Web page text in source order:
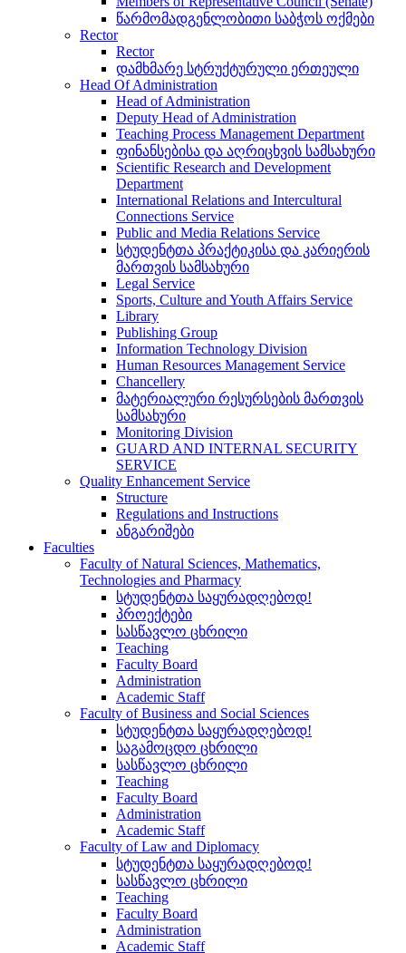
წარმომადგენლობითი საბჭოს ოქმები
Rector
Rector
დამხმარე სტრუქტურული ერთეული
Head Of Administration
Head of Administration
Deputy Head of Administration
Teaching Process Management Department
ფინანსებისა და აღრიცხვის სამსახური
Scientific Research and Development
Department
International Relations and Intercultural
Connections Service
Public and Media Relations Service
სტუდენტთა პრაქტიკისა და კარიერის
მართვის სამსახური
Legal Service
Sports, Culture and Youth Affairs Service
Library
Publishing Group
Information Technology Division
Human Resources Management Service
Chancellery
მატერიალური რესურსების მართვის
სამსახური
Monitoring Division
GUARD AND INTERNAL SECURITY
SERVICE
Quality Enhancement Service
Structure
Regulations and Instructions
ანგარიშები
Faculties
Faculty of Natural Sciences, Mathematics,
Technologies and Pharmacy
სტუდენტთა საყურადღებოდ!
პროექტები
სასწავლო ცხრილი
Teaching
Faculty Board
Administration
Academic Staff
Faculty of Business and Social Sciences
სტუდენტთა საყურადღებოდ!
საგამოცდო ცხრილი
სასწავლო ცხრილი
Teaching
Faculty Board
Administration
Academic Staff
Faculty of Law and Diplomacy
სტუდენტთა საყურადღებოდ!
სასწავლო ცხრილი
Teaching
Faculty Board
Administration
Academic Staff